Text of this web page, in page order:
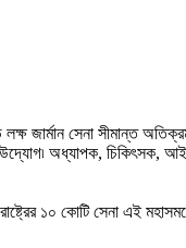
জার্মান সেনা সীমান্ত
অধ্যাপক, চিকিৎসক,
১০ কোটি সেনা এই